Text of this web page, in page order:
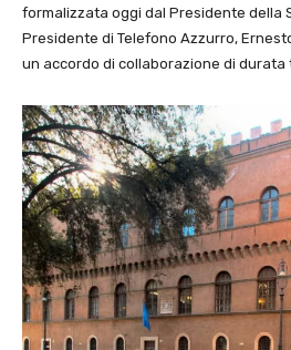
formalizzata oggi dal Presidente della
Presidente di Telefono Azzurro,
un accordo di collaborazione di durata